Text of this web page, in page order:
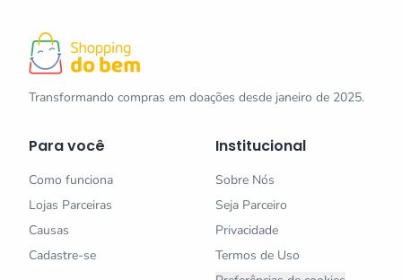
Transformando compras em doações desde janeiro de 2025.
Para você
Como funciona
Lojas Parceiras
Causas
Cadastre-se
Institucional
Sobre Nós
Seja Parceiro
Privacidade
Termos de Uso